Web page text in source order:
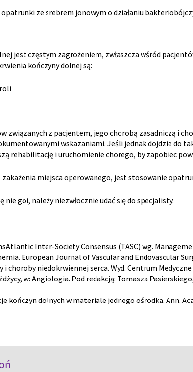
ze srebrem jonowym o działaniu
jest częstym zagrożeniem, zwłaszcza wśród
kończyny dolnej są:
związanych z pacjentem, jego chorobą zasadniczą i
wskazaniami. Jeśli jednak dojdzie do
rehabilitację i uruchomienie chorego, by zapobiec
miejsca operowanego, jest stosowanie
goi, należy niezwłocznie udać się do specjalisty.
Inter-Society Consensus (TASC) wg.
European Journal of Vascular and Endovascular
choroby niedokrwiennej serca. Wyd. Centrum
w: Angiologia. Pod redakcją: Tomasza
kończyn dolnych w materiale jednego ośrodka. Ann.